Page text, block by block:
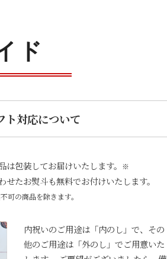
ド
ト対応について
は包装してお届けいたします。 ※
せたお熨斗も無料でお付けいたします。
可の商品を除きます。
内祝いのご用途は「内のし」で、その
他のご用途は「外のし」でご用意いた